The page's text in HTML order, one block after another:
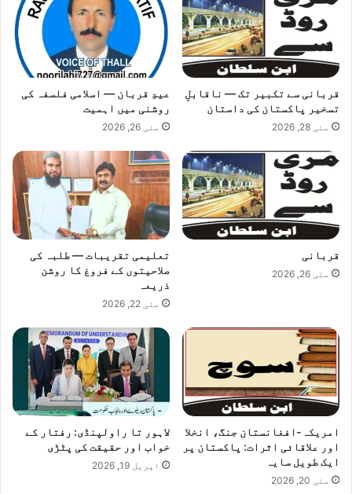
قربانی سے تکبیر تک — ناقابلِ
تسخیر پاکستان کی داستان
مئی 28, 2026
عیدِ قربان — اسلامی فلسفہ کی
روشنی میں اہمیت
مئی 26, 2026
قربانی
مئی 26, 2026
تعلیمی تقریبات — طلبہ کی
صلاحیتوں کے فروغ کا روشن
ذریعہ
مئی 22, 2026
امریکہ-افغانستان جنگ، انخلا
اور علاقائی اثرات: پاکستان پر
ایک طویل سایہ
مئی 20, 2026
لاہور تا راولپنڈی: رفتار کے
خواب اور حقیقت کی پٹڑی
اپریل 19, 2026